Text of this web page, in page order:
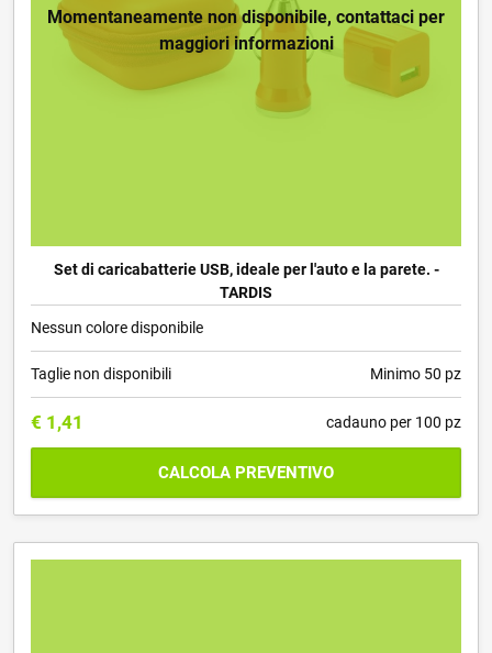
Momentaneamente non disponibile, contattaci per
maggiori informazioni
Set di caricabatterie USB, ideale per l'auto e la parete. -
TARDIS
Nessun colore disponibile
Taglie non disponibili Minimo 50 pz
€ 1,41 cadauno per 100 pz
CALCOLA PREVENTIVO